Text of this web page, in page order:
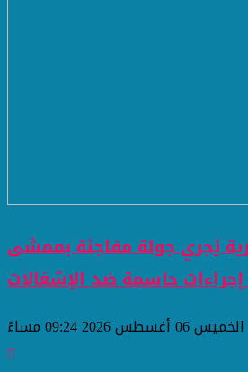
يُجري جولة مفاجئة بممشى
إجراءات حاسمة ضد الإشغالات
الخميس 06 أغسطس 2026 09:24 مساءً